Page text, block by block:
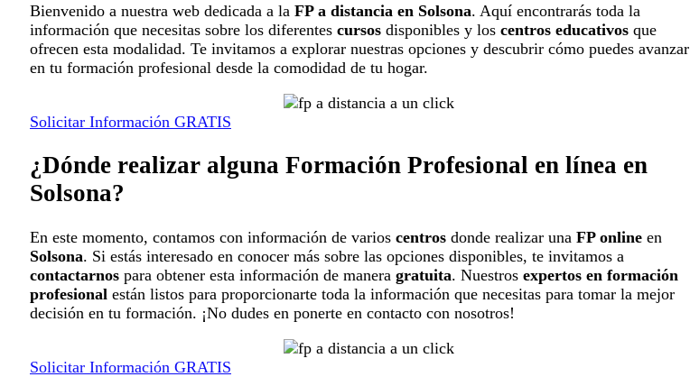
Bienvenido a nuestra web dedicada a la FP a distancia en Solsona. Aquí encontrarás toda la
información que necesitas sobre los diferentes cursos disponibles y los centros educativos que
ofrecen esta modalidad. Te invitamos a explorar nuestras opciones y descubrir cómo puedes avanzar
en tu formación profesional desde la comodidad de tu hogar.
Solicitar Información GRATIS
¿Dónde realizar alguna Formación Profesional en línea en
Solsona?
En este momento, contamos con información de varios centros donde realizar una FP online en
Solsona. Si estás interesado en conocer más sobre las opciones disponibles, te invitamos a
contactarnos para obtener esta información de manera gratuita. Nuestros expertos en formación
profesional están listos para proporcionarte toda la información que necesitas para tomar la mejor
decisión en tu formación. ¡No dudes en ponerte en contacto con nosotros!
Solicitar Información GRATIS